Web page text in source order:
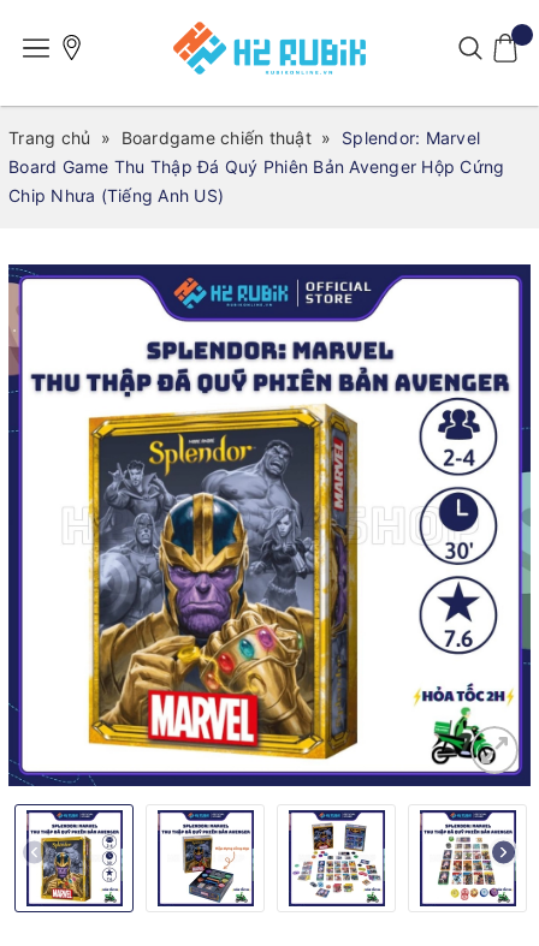
Trang chủ » Boardgame chiến thuật »
Splendor: Marvel
Board Game Thu Thập Đá Quý Phiên Bản Avenger Hộp Cứng
Chip Nhưa (Tiếng Anh US)